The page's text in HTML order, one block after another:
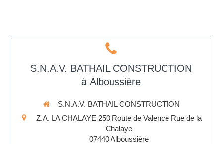
S.N.A.V. BATHAIL CONSTRUCTION
à Alboussière
S.N.A.V. BATHAIL CONSTRUCTION
Z.A. LA CHALAYE 250 Route de Valence Rue de la
Chalaye
07440 Alboussière